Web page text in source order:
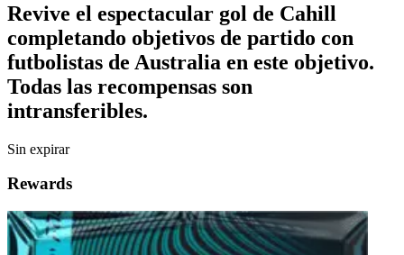
Revive el espectacular gol de Cahill
completando objetivos de partido con
futbolistas de Australia en este objetivo.
Todas las recompensas son
intransferibles.
Sin expirar
Rewards